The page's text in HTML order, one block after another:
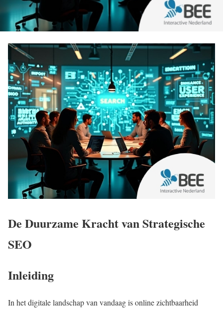
De Duurzame Kracht van Strategische
SEO
Inleiding
In het digitale landschap van vandaag is online zichtbaarheid